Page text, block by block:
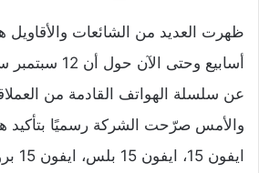
ظهرت العديد من الشائعات والأقاويل
أسابيع وحتى
عن سلسلة الهواتف القادمة من
والأمس صرّحت الشركة رسميًا بتأكيد